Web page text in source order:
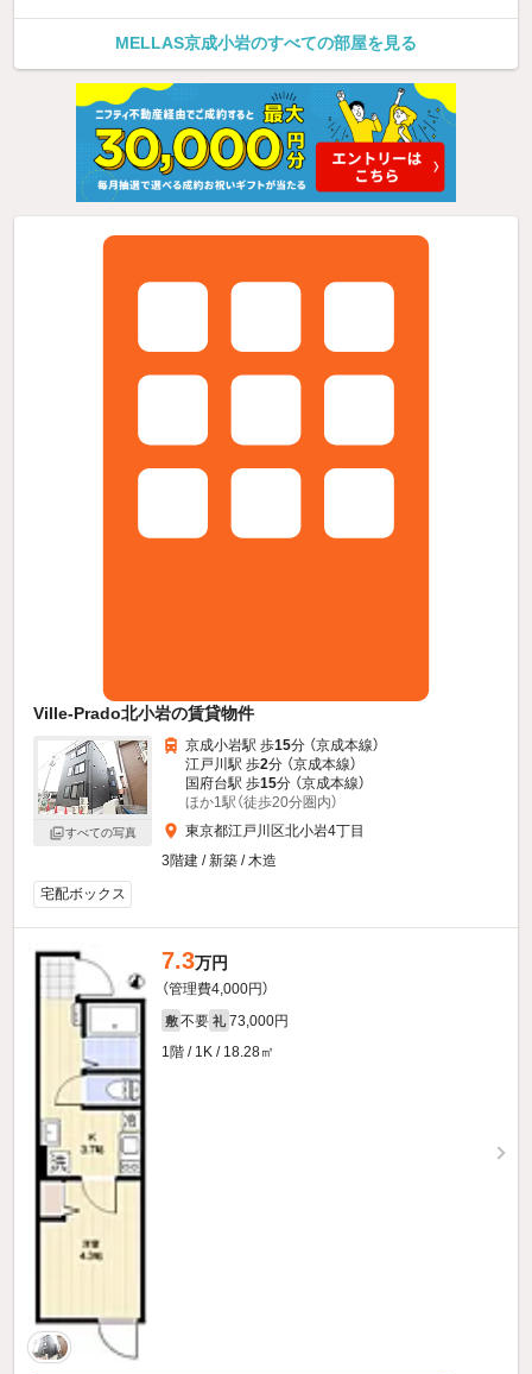
MELLAS京成小岩のすべての部屋を見る
Ville-Prado北小岩の賃貸物件
すべての写真
京成小岩駅 歩15分 （京成本線）
江戸川駅 歩2分 （京成本線）
国府台駅 歩15分 （京成本線）
ほか1駅（徒歩20分圏内）
東京都江戸川区北小岩4丁目
3階建 / 新築 / 木造
宅配ボックス
7.3万円
（管理費4,000円）
敷 不要 礼 73,000円
1階 / 1K / 18.28㎡